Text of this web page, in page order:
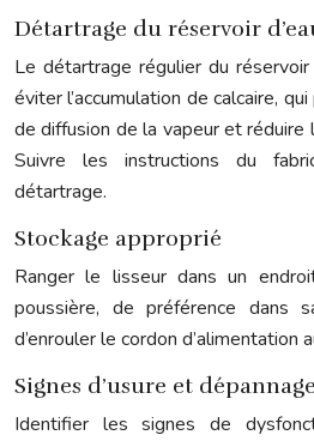
Détartrage du réservoir
Le détartrage régulier du
éviter l’accumulation de calcaire,
de diffusion de la vapeur et réduire
Suivre les instructions du
détartrage.
Stockage approprié
Ranger le lisseur dans un
poussière, de préférence dans
d’enrouler le cordon d’alimentation
Signes d’usure et dépannage
Identifier les signes de